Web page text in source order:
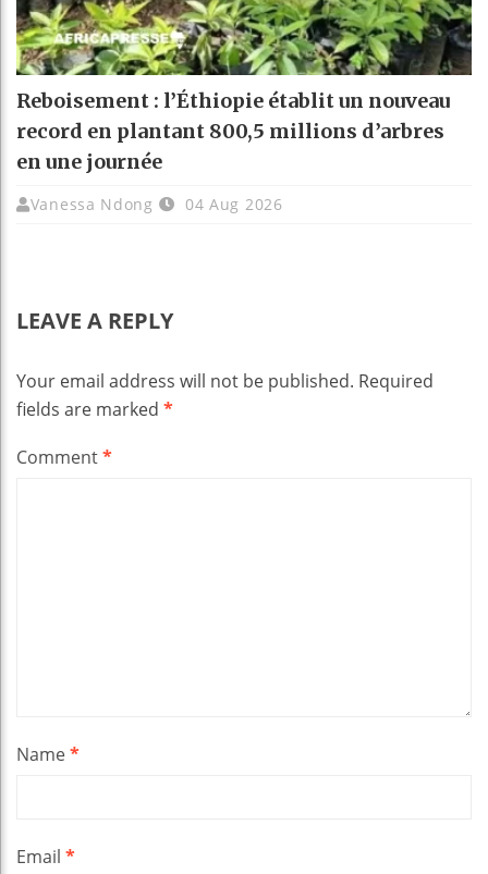
Reboisement : l’Éthiopie établit un nouveau
record en plantant 800,5 millions d’arbres
en une journée
Vanessa Ndong 04 Aug 2026
LEAVE A REPLY
Your email address will not be published. Required
fields are marked *
Comment*
Name*
Email *